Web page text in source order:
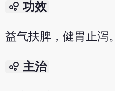
bubble_chart 功效
益气扶脾，健胃止泻。
bubble_chart 主治